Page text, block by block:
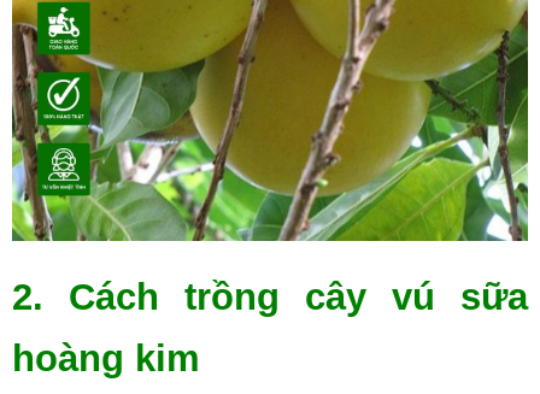
2. Cách trồng cây vú sữa
hoàng kim